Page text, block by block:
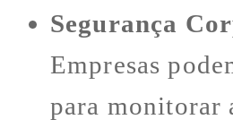
Segurança
Empresas
para monitorar